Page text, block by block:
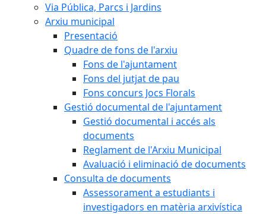
Via Pública, Parcs i Jardins
Arxiu municipal
Presentació
Quadre de fons de l'arxiu
Fons de l'ajuntament
Fons del jutjat de pau
Fons concurs Jocs Florals
Gestió documental de l'ajuntament
Gestió documental i accés als
documents
Reglament de l'Arxiu Municipal
Avaluació i eliminació de documents
Consulta de documents
Assessorament a estudiants i
investigadors en matèria arxivística